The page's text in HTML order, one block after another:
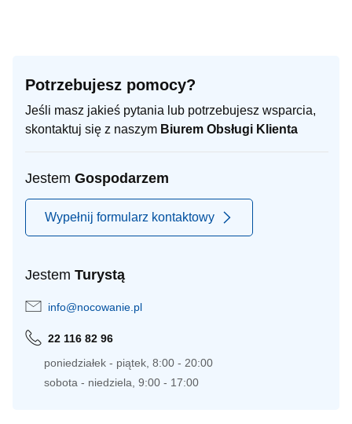
Potrzebujesz pomocy?
Jeśli masz jakieś pytania lub potrzebujesz wsparcia,
skontaktuj się z naszym Biurem Obsługi Klienta
Jestem Gospodarzem
Wypełnij formularz kontaktowy
Jestem Turystą
info@nocowanie.pl
22 116 82 96
poniedziałek - piątek, 8:00 - 20:00
sobota - niedziela, 9:00 - 17:00